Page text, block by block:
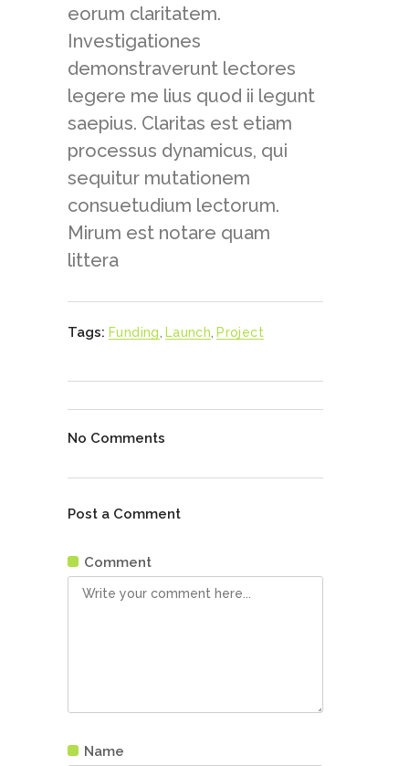
eorum claritatem.
Investigationes
demonstraverunt lectores
legere me lius quod ii legunt
saepius. Claritas est etiam
processus dynamicus, qui
sequitur mutationem
consuetudium lectorum.
Mirum est notare quam
littera
Tags: Funding Launch Project
No Comments
Post a Comment
Comment
Name